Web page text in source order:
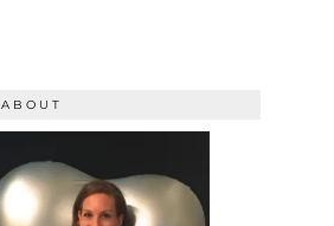
ABOUT